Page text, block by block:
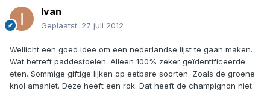
Ivan
Geplaatst: 27 juli 2012
Wellicht een goed idee om een nederlandse lijst te gaan maken.
Wat betreft paddestoelen. Alleen 100% zeker geïdentificeerde
eten. Sommige giftige lijken op eetbare soorten. Zoals de groene
knol amaniet. Deze heeft een rok. Dat heeft de champignon niet.